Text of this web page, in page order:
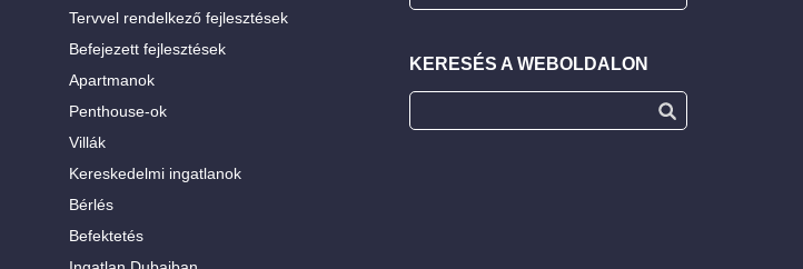
Tervvel rendelkező fejlesztések
Befejezett fejlesztések
Apartmanok
Penthouse-ok
Villák
Kereskedelmi ingatlanok
Bérlés
Befektetés
KERESÉS A WEBOLDALON